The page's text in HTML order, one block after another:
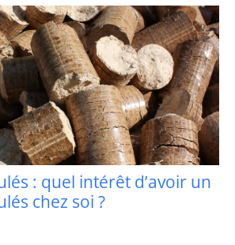
: quel intérêt d’avoir un
chez soi ?